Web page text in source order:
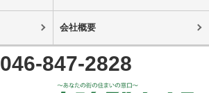
会社概要
046-847-2828